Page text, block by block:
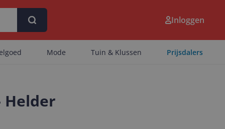
Inloggen
Mode Tuin & Klussen Prijsdalers
Helder